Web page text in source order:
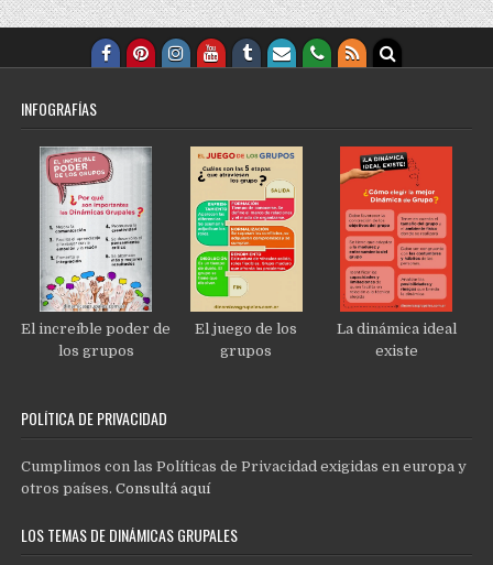
INFOGRAFÍAS
El increíble poder de
los grupos
El juego de los
grupos
La dinámica ideal
existe
POLÍTICA DE PRIVACIDAD
Cumplimos con las Políticas de Privacidad exigidas en europa y
otros países.Consultá aquí
LOS TEMAS DE DINÁMICAS GRUPALES